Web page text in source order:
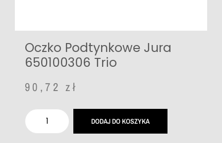
Oczko Podtynkowe Jura
650100306 Trio
90,72zł
DODAJ DO KOSZYKA